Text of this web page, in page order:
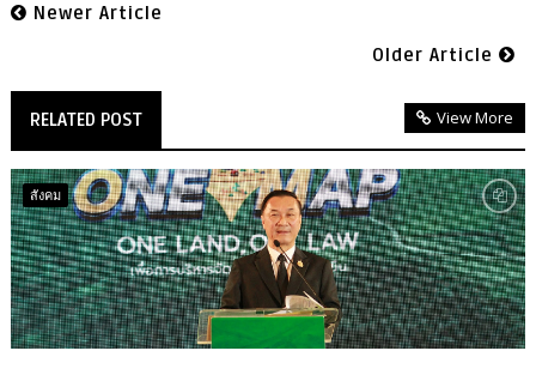
Newer Article
Older Article
RELATED POST View More
สังคม